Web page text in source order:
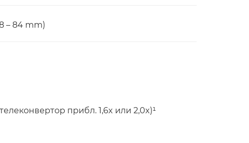
– 84 mm)
прибл. 1,6x или 2,0x)¹